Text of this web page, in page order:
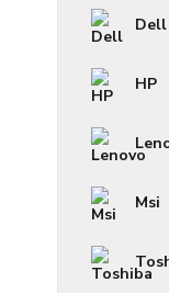
Dell
HP
Msi